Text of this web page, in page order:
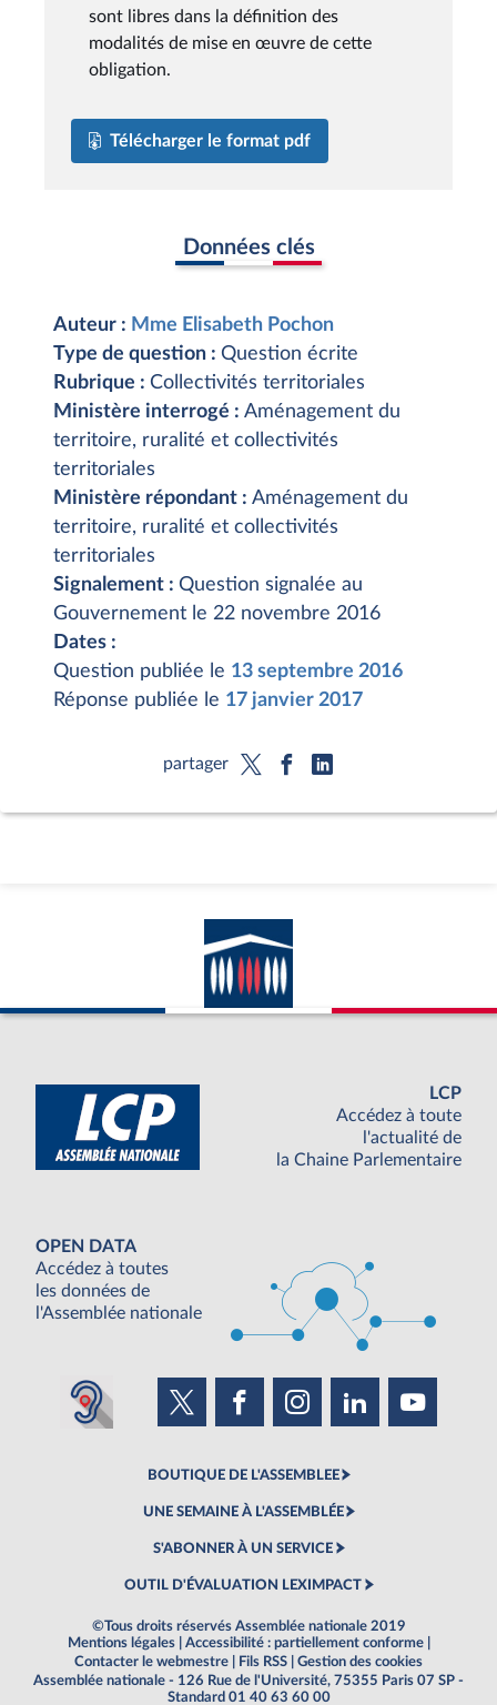
sont libres dans la définition des
modalités de mise en œuvre de cette
obligation.
Télécharger le format pdf
Données clés
Auteur : Mme Elisabeth Pochon
Type de question : Question écrite
Rubrique : Collectivités territoriales
Ministère interrogé : Aménagement du
territoire, ruralité et collectivités
territoriales
Ministère répondant : Aménagement du
territoire, ruralité et collectivités
territoriales
Signalement : Question signalée au
Gouvernement le 22 novembre 2016
Dates :
Question publiée le 13 septembre 2016
Réponse publiée le 17 janvier 2017
partager
LCP
Accédez à toute
l'actualité de
la Chaine Parlementaire
OPEN DATA
Accédez à toutes
les données de
l'Assemblée nationale
BOUTIQUE DE L'ASSEMBLEE
UNE SEMAINE À L'ASSEMBLÉE
S'ABONNER À UN SERVICE
OUTIL D'ÉVALUATION LEXIMPACT
©Tous droits réservés Assemblée nationale 2019
Mentions légales
Accessibilité : partiellement conforme
Contacter le webmestre
Fils RSS
Gestion des cookies
Assemblée nationale - 126 Rue de l'Université, 75355 Paris 07 SP -
Standard 01 40 63 60 00